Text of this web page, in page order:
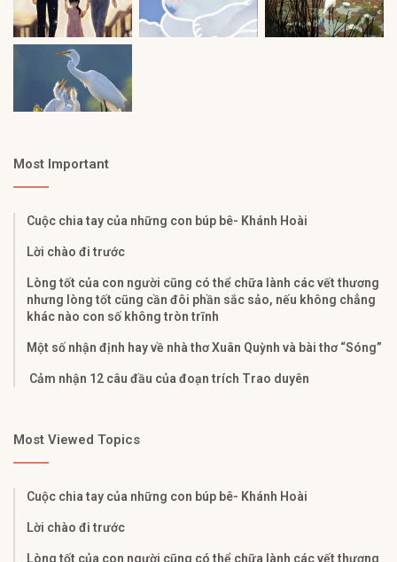
Most Important
Cuộc chia tay của những con búp bê- Khánh Hoài
Lời chào đi trước
Lòng tốt của con người cũng có thể chữa lành các vết thương
nhưng lòng tốt cũng cần đôi phần sắc sảo, nếu không chẳng
khác nào con số không tròn trĩnh
Một số nhận định hay về nhà thơ Xuân Quỳnh và bài thơ “Sóng”
Cảm nhận 12 câu đầu của đoạn trích Trao duyên
Most Viewed Topics
Cuộc chia tay của những con búp bê- Khánh Hoài
Lời chào đi trước
Lòng tốt của con người cũng có thể chữa lành các vết thương